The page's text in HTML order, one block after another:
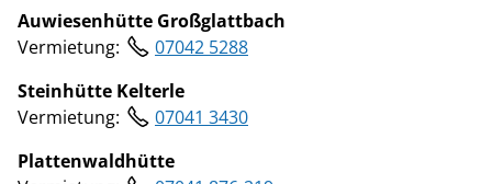
Auwiesenhütte Großglattbach
Vermietung:
07042 5288
Steinhütte Kelterle
Vermietung:
07041 3430
Plattenwaldhütte